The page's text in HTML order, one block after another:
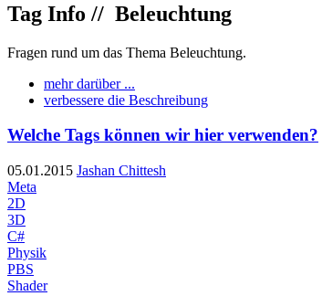
Tag Info // Beleuchtung
Fragen rund um das Thema Beleuchtung.
mehr darüber ...
verbessere die Beschreibung
Welche Tags können wir hier verwenden?
05.01.2015 Jashan Chittesh
Meta
2D
3D
C#
Physik
PBS
Shader